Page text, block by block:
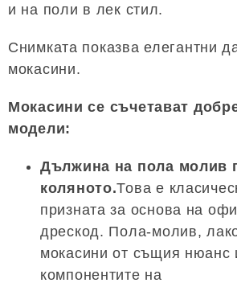
и на поли в лек стил.
Снимката показва елегантни
мокасини.
Мокасини се съчетават
модели:
Дължина на пола молив
коляното.Това е
призната за основа на
дрескод. Пола-молив,
мокасини от същия нюанс
компонентите на